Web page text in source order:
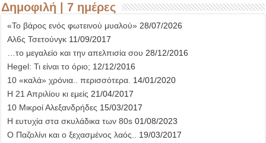
Δημοφιλή | 7 ημέρες
«Το βάρος ενός φωτεινού μυαλού» 28/07/2026
Αλ6ς Τσετούνγκ 11/09/2017
…το μεγαλείο και την απελπισία σου 28/12/2016
Hegel: Τι είναι το όριο; 12/12/2016
10 «καλά» χρόνια.. περισσότερα. 14/01/2020
Η 21 Απριλίου κι εμείς 21/04/2017
10 Μικροί Αλεξανδρήδες 15/03/2017
Η ευτυχία στα σκυλάδικα των 80s 01/08/2023
Ο Παζολίνι και ο ξεχασμένος λαός.. 19/03/2017